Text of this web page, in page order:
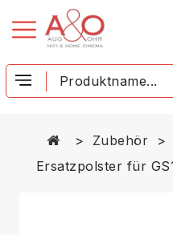
Zubehör
Ersatzpolster für